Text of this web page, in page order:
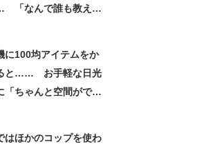
「なんで誰も教えて
に100均アイテムをか
と…… お手軽な日光
「ちゃんと空間ができ
はほかのコップを使わ